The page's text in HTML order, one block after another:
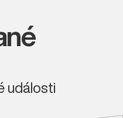
události